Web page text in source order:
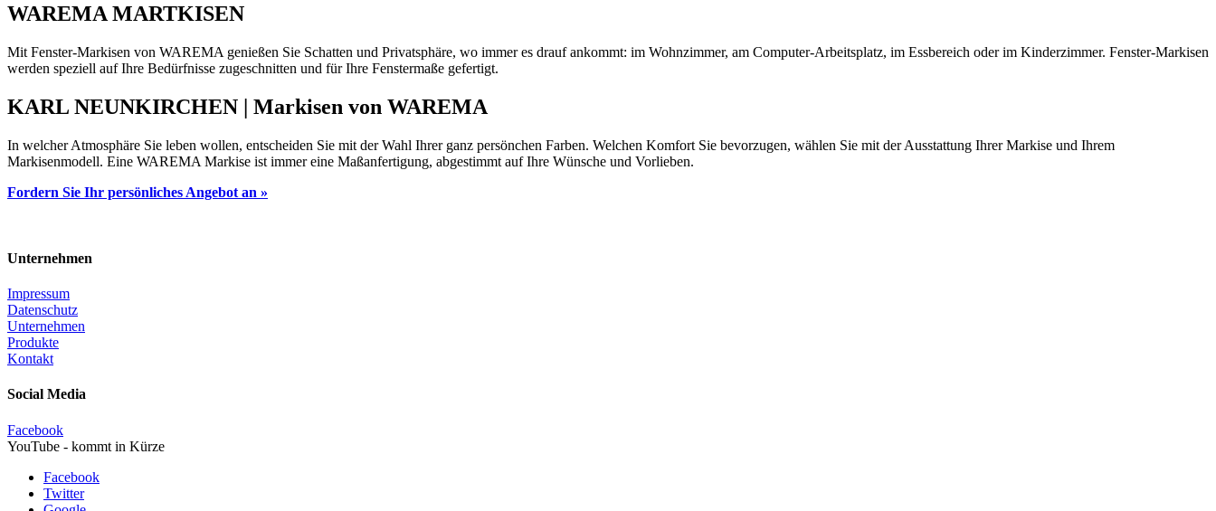
WAREMA MARTKISEN
Mit Fenster-Markisen von WAREMA genießen Sie Schatten und Privatsphäre, wo immer es drauf ankommt: im Wohnzimmer, am Computer-Arbeitsplatz, im Essbereich oder im Kinderzimmer. Fenster-Markisen
werden speziell auf Ihre Bedürfnisse zugeschnitten und für Ihre Fenstermaße gefertigt.
KARL NEUNKIRCHEN | Markisen von WAREMA
In welcher Atmosphäre Sie leben wollen, entscheiden Sie mit der Wahl Ihrer ganz persönchen Farben. Welchen Komfort Sie bevorzugen, wählen Sie mit der Ausstattung Ihrer Markise und Ihrem
Markisenmodell. Eine WAREMA Markise ist immer eine Maßanfertigung, abgestimmt auf Ihre Wünsche und Vorlieben.
Fordern Sie Ihr persönliches Angebot an »
Unternehmen
Impressum
Datenschutz
Unternehmen
Produkte
Kontakt
Social Media
Facebook
YouTube - kommt in Kürze
Facebook
Twitter